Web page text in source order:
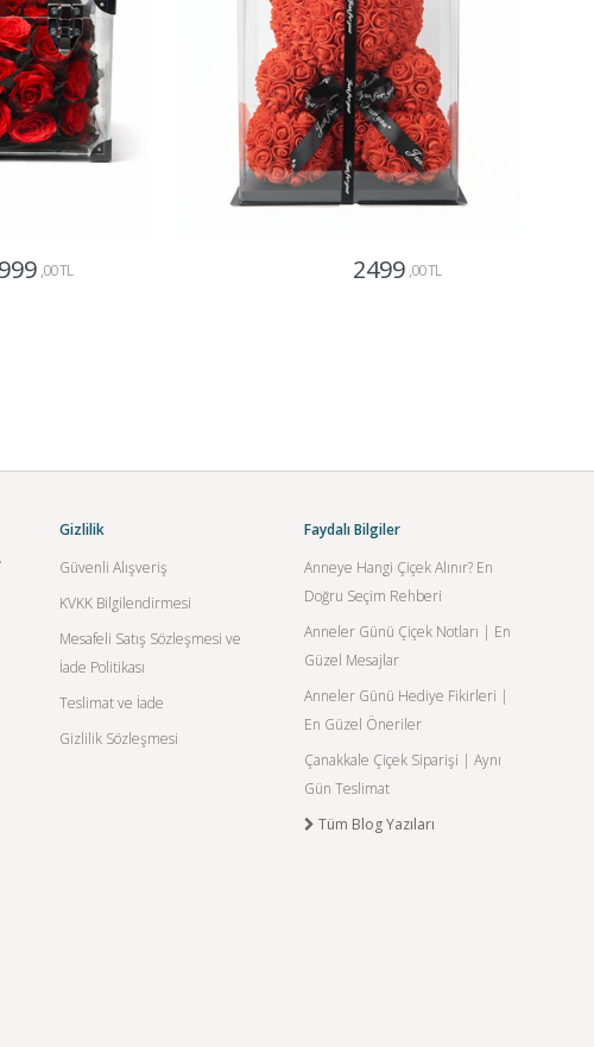
,00 TL 2499 ,00 TL
Gizlilik
Güvenli Alışveriş
KVKK Bilgilendirmesi
Mesafeli Satış Sözleşmesi ve
İade Politikası
Teslimat ve İade
Gizlilik Sözleşmesi
Faydalı Bilgiler
Anneye Hangi Çiçek Alınır? En
Doğru Seçim Rehberi
Anneler Günü Çiçek Notları | En
Güzel Mesajlar
Anneler Günü Hediye Fikirleri |
En Güzel Öneriler
Çanakkale Çiçek Siparişi | Aynı
Gün Teslimat
Tüm Blog Yazıları